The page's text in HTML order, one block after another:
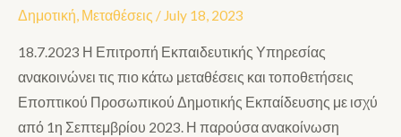
Δημοτική, Μεταθέσεις / July 18, 2023
18.7.2023 Η Επιτροπή Εκπαιδευτικής Υπηρεσίας
ανακοινώνει τις πιο κάτω μεταθέσεις και τοποθετήσεις
Εποπτικού Προσωπικού Δημοτικής Εκπαίδευσης με ισχύ
από 1η Σεπτεμβρίου 2023. Η παρούσα ανακοίνωση